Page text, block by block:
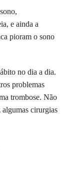
e ainda a
pioram o sono
no dia a dia.
problemas
trombose. Não
algumas cirurgias